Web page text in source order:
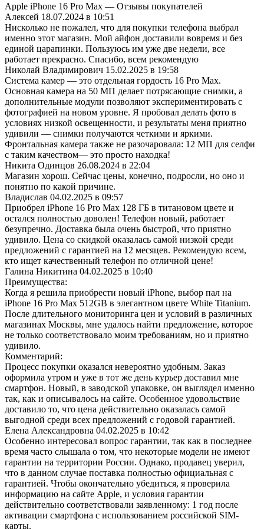
Apple iPhone 16 Pro Max — Отзывы покупателей
Алексей 18.07.2024 в 10:51
Нисколько не пожалел, что для покупки телефона выбрал
именно этот магазин. Мой айфон доставили вовремя и без
единой царапинки. Пользуюсь им уже две недели, все
работает прекрасно. Спасибо, всем рекомендую
Николай Владимирович 15.02.2025 в 19:58
Система камер — это отдельная гордость 16 Pro Max.
Основная камера на 50 МП делает потрясающие снимки, а
дополнительные модули позволяют экспериментировать с
фотографией на новом уровне. Я пробовал делать фото в
условиях низкой освещенности, и результаты меня приятно
удивили — снимки получаются четкими и яркими.
Фронтальная камера также не разочаровала: 12 МП для селфи
с таким качеством— это просто находка!
Никита Одинцов 26.08.2024 в 22:04
Магазин хорош. Сейчас цены, конечно, подросли, но оно и
понятно по какой причине.
Владислав 04.02.2025 в 09:57
Приобрел iPhone 16 Pro Max 128 ГБ в титановом цвете и
остался полностью доволен! Телефон новый, работает
безупречно. Доставка была очень быстрой, что приятно
удивило. Цена со скидкой оказалась самой низкой среди
предложений с гарантией на 12 месяцев. Рекомендую всем,
кто ищет качественный телефон по отличной цене!
Галина Никитина 04.02.2025 в 10:40
Преимущества:
Когда я решила приобрести новый iPhone, выбор пал на
iPhone 16 Pro Max 512GB в элегантном цвете White Titanium.
После длительного мониторинга цен и условий в различных
магазинах Москвы, мне удалось найти предложение, которое
не только соответствовало моим требованиям, но и приятно
удивило.
Комментарий:
Процесс покупки оказался невероятно удобным. Заказ
оформила утром и уже в тот же день курьер доставил мне
смартфон. Новый, в заводской упаковке, он выглядел именно
так, как и описывалось на сайте. Особенное удовольствие
доставило то, что цена действительно оказалась самой
выгодной среди всех предложений с годовой гарантией.
Елена Александровна 04.02.2025 в 10:42
Особенно интересовал вопрос гарантии, так как в последнее
время часто слышала о том, что некоторые модели не имеют
гарантии на территории России. Однако, продавец уверил,
что в данном случае поставка полностью официальная с
гарантией. Чтобы окончательно убедиться, я проверила
информацию на сайте Apple, и условия гарантии
действительно соответствовали заявленному: 1 год после
активации смартфона с использованием российской SIM-
карты.